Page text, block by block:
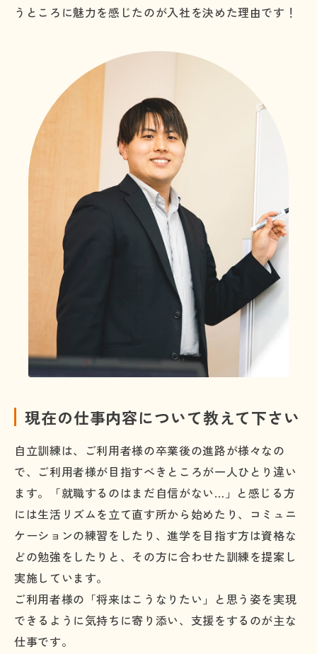
うところに魅力を感じたのが入社を決めた理由です！
現在の仕事内容について教えて下さい
自立訓練は、ご利用者様の卒業後の進路が様々なの
で、ご利用者様が目指すべきところが一人ひとり違い
ます。「就職するのはまだ自信がない…」と感じる方
には生活リズムを立て直す所から始めたり、コミュニ
ケーションの練習をしたり、進学を目指す方は資格な
どの勉強をしたりと、その方に合わせた訓練を提案し
実施しています。
ご利用者様の「将来はこうなりたい」と思う姿を実現
できるように気持ちに寄り添い、支援をするのが主な
仕事です。